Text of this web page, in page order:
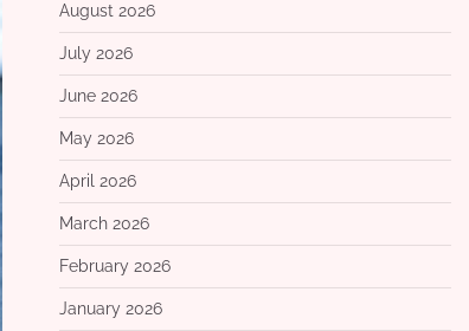
August 2026
July 2026
June 2026
May 2026
April 2026
March 2026
February 2026
January 2026